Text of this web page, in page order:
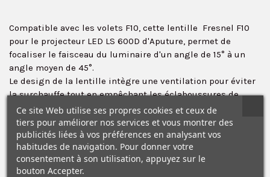
Compatible avec les volets F10, cette lentille Fresnel F10
pour le projecteur LED LS 600D d'Aputure, permet de
focaliser le faisceau du luminaire d'un angle de 15° à un
angle moyen de 45°.
Le design de la lentille intègre une ventilation pour éviter
la surchauffe tout en empêchant les éclaboussures de
lumière.
Il est également équipé d'une glissière avant permettant
de recevoir des accessoires tel que le coupe flux à 8 volets
assurant un parfait contrôle de la lumière
Ce site Web utilise ses propres cookies et ceux de
tiers pour améliorer nos services et vous montrer des
publicités liées à vos préférences en analysant vos
habitudes de navigation. Pour donner votre
consentement à son utilisation, appuyez sur le
bouton Accepter.
✕